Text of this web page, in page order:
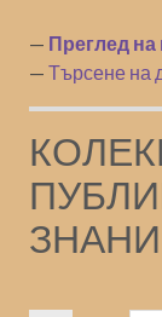
Преглед на
Търсене на